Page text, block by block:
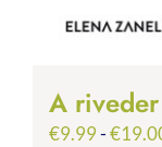
A
€9.99-€